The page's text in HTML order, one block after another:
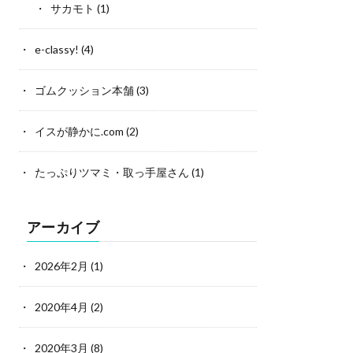
サカモト (1)
e-classy! (4)
ゴムクッション本舗(3)
イスが静かに.com (2)
たっぷりツマミ・取っ手屋さん (1)
アーカイブ
2026年2月 (1)
2020年4月 (2)
2020年3月 (8)